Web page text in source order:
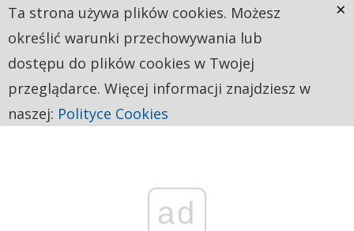
ad
Ta strona używa plików cookies. Możesz
określić warunki przechowywania lub
dostępu do plików cookies w Twojej
przeglądarce. Więcej informacji znajdziesz w
naszej: Polityce Cookies
×